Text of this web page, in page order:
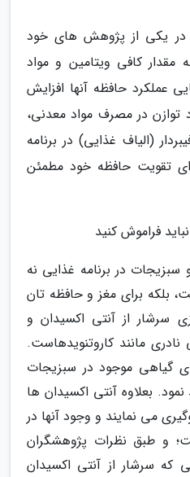
یکی از پژوهش های خود
مقدار کافی ویتامین و مواد
عملکرد حافظه آنها افزایش
در مصرف مواد معدنی،
(الیاف غذایی) در برنامه
تقویت حافظه خود مطمئن
فراموش کنید
در برنامه غذایی نه
بلکه برای مغز و حافظه تان
سرشار از آنتی اکسیدان و
مانند کاروتنویدهاست.
گیاهی موجود در سبزیجات
بعلاوه آنتی اکسیدان ها
می نمایند و وجود آنها در
و طبق نظرات پژوهشگران
که سرشار از آنتی اکسیدان